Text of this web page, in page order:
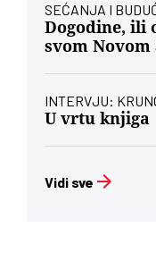
SEĆANJA I
Dogodine, ili
svom Novom
INTERVJU:
U vrtu knjiga
Vidi sve